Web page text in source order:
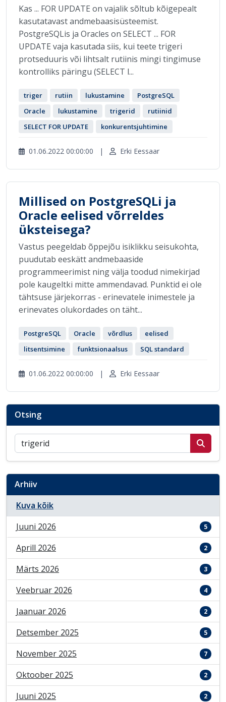
Kas ... FOR UPDATE on vajalik sõltub kõigepealt
kasutatavast andmebaasisüsteemist.
PostgreSQLis ja Oracles on SELECT ... FOR
UPDATE vaja kasutada siis, kui teete trigeri
protseduuris või lihtsalt rutiinis mingi tingimuse
kontrolliks päringu (SELECT l...
triger rutiin lukustamine
PostgreSQL
Oracle
lukustamine trigerid
rutiinid
SELECT FOR UPDATE
konkurentsjuhtimine
01.06.2022 00:00:00 | Erki Eessaar
Millised on PostgreSQLi ja
Oracle eelised võrreldes
üksteisega?
Vastus peegeldab õppejõu isiklikku seisukohta,
puudutab eeskätt andmebaaside
programmeerimist ning välja toodud nimekirjad
pole kaugeltki mitte ammendavad. Punktid ei ole
tähtsuse järjekorras - erinevatele inimestele ja
erinevates olukordades on täht...
PostgreSQL Oracle võrdlus
eelised
litsentsimine
funktsionaalsus SQL standard
01.06.2022 00:00:00 | Erki Eessaar
Otsing
Otsi postitusi
Arhiiv
Kuva kõik
Juuni 2026
5
Aprill 2026 2
Märts 2026 3
Veebruar 2026 4
Jaanuar 2026 2
Detsember 2025 5
November 2025 7
Oktoober 2025 2
Juuni 2025 2